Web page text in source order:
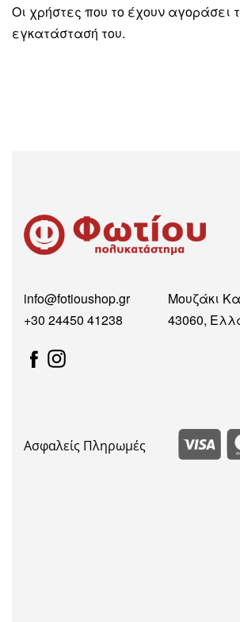
Οι χρήστες που το έχουν αγοράσει
εγκατάστασή του.
info@fotioushop.gr
+30 24450 41238
Μουζάκι
43060,
Ασφαλείς Πληρωμές